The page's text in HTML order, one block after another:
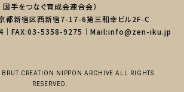
国手をつなぐ育成会連合会）
都新宿区西新宿7-17-6第三和幸ビル2F-C
｜FAX:03-5358-9275｜Mail:info@zen-iku.jp
BRUT CREATION NIPPON ARCHIVE ALL RIGHTS
RESERVED.